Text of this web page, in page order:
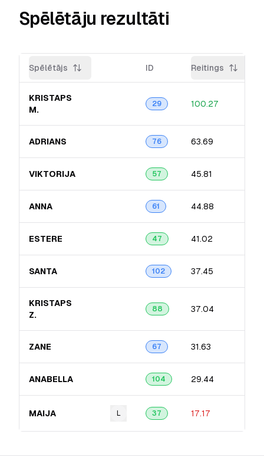
Spēlētāju rezultāti
Spēlētājs ID Reitings
KRISTAPS
M.
29 100.27
ADRIANS 76 63.69
VIKTORIJA 57 45.81
ANNA 61 44.88
ESTERE 47 41.02
SANTA 102 37.45
KRISTAPS
Z.
88 37.04
ZANE 67 31.63
ANABELLA 104 29.44
MAIJA L 37 17.17